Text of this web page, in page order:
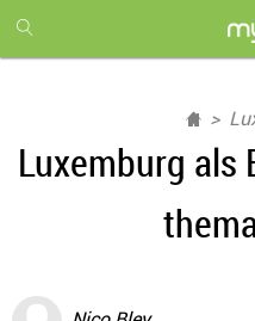
month
free
Luxemburg als